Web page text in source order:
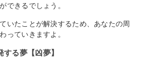
できるでしょう。
いたことが解決するため、あなたの周
っていきますよ。
る夢【凶夢】